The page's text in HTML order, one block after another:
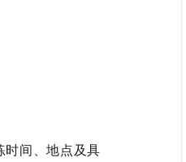
时间、地点及具